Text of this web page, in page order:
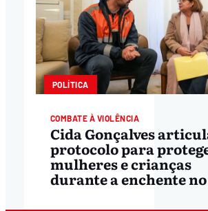
POLÍTICA
COMBATE À VIOLÊNCIA
Cida Gonçalves
protocolo para
mulheres e crianças
durante a enchente no